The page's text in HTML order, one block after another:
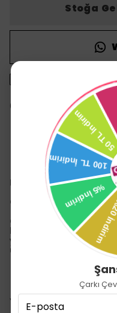
Stoğa
1500 TL üzeri
14 gün içinde iade
Deniz Oyuncak 48
Çocukların Yeni
Çocuklarınızın
bir araçtır. özellikle
yetilerini geliştirmek
ürün..
Yorumlar
Çarkı